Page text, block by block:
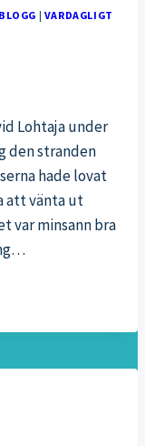
| VARDAGLIGT
Lohtaja under
den stranden
hade lovat
att vänta ut
var minsann bra